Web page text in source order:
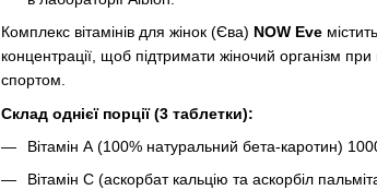
Комплекс вітамінів для жінок (Єва) NOW Eve
концентрації, щоб підтримати жіночий організм
спортом.
Склад однієї порції (3 таблетки):
Вітамін А (100% натуральний бета-каротин)
Вітамін С (аскорбат кальцію та аскорбіл